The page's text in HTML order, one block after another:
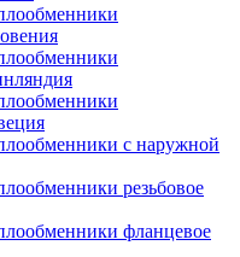
с наружной
резьбовое
фланцевое